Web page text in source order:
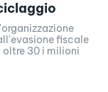
fiscale
30 i milioni